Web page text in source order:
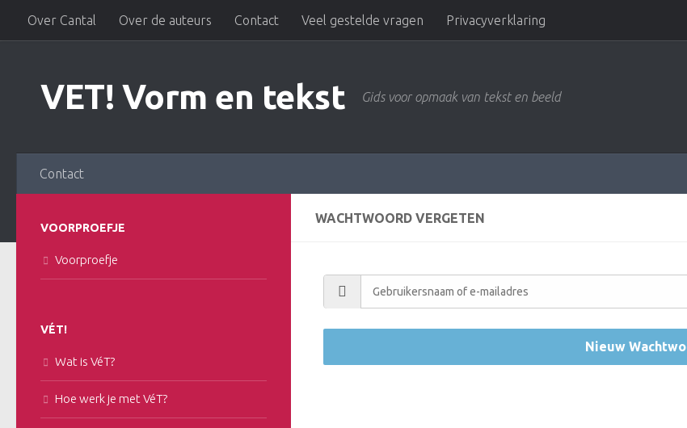
Doorgaan naar inhoud
Over Cantal Over de auteurs Contact Veel gestelde vragen Privacyverklaring
VET! Vorm en tekst Gids voor opmaak van tekst en beeld
Contact
WACHTWOORD VERGETEN
VOORPROEFJE
Voorproefje
VÉT!
Wat is VéT?
Hoe werk je met VéT?